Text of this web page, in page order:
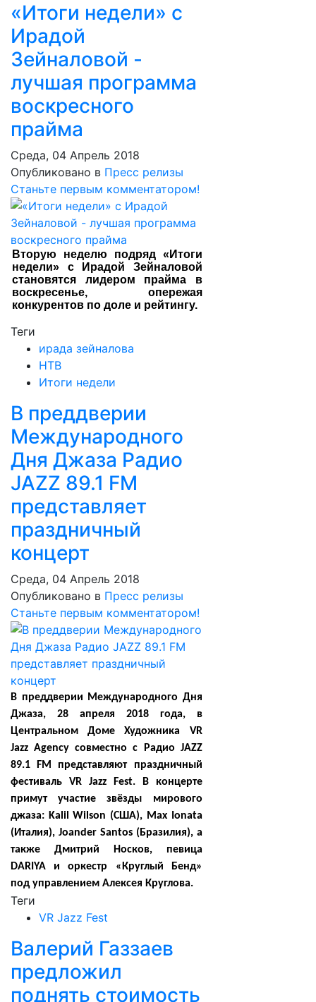
«Итоги недели» с
Ирадой
Зейналовой -
лучшая программа
воскресного
прайма
Среда, 04 Апрель 2018
Опубликовано в Пресс релизы
Станьте первым комментатором!
Вторую неделю подряд «Итоги
недели» с Ирадой Зейналовой
становятся лидером прайма в
воскресенье, опережая
конкурентов по доле и рейтингу.
Теги
ирада зейналова
НТВ
Итоги недели
В преддверии
Международного
Дня Джаза Радио
JAZZ 89.1 FM
представляет
праздничный
концерт
Среда, 04 Апрель 2018
Опубликовано в Пресс релизы
Станьте первым комментатором!
В преддверии Международного Дня
Джаза, 28 апреля 2018 года, в
Центральном Доме Художника VR
Jazz Agency совместно с Радио JAZZ
89.1 FM представляют праздничный
фестиваль VR Jazz Fest. В концерте
примут участие звёзды мирового
джаза: Kalil Wilson (США), Max Ionata
(Италия), Joander Santos (Бразилия), а
также Дмитрий Носков, певица
DARIYA и оркестр «Круглый Бенд»
под управлением Алексея Круглова.
Теги
VR Jazz Fest
Валерий Газзаев
предложил
поднять стоимость